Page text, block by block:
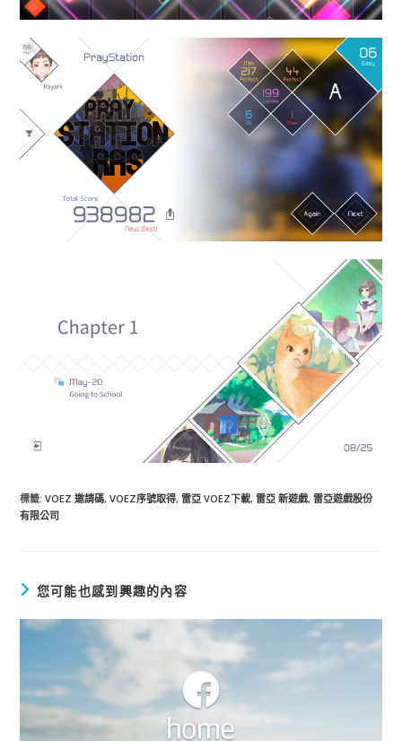
標籤:VOEZ 邀請碼, VOEZ序號取得, 雷亞 VOEZ下載, 雷亞 新遊戲, 雷亞遊戲股份
有限公司
您可能也感到興趣的內容